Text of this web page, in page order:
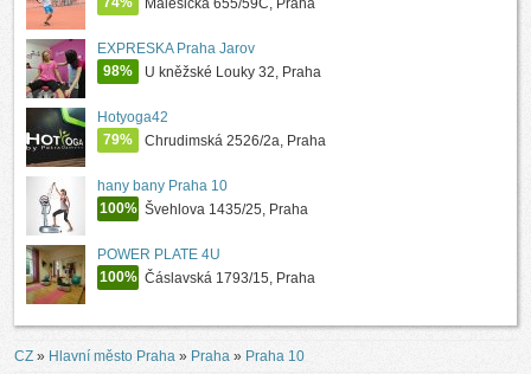
Malešická 655/59C, Praha
EXPRESKA Praha Jarov
98%
U kněžské Louky 32, Praha
Hotyoga42
79%
Chrudimská 2526/2a, Praha
hany bany Praha 10
100% Švehlova 1435/25, Praha
POWER PLATE 4U
100% Čáslavská 1793/15, Praha
CZ » Hlavní město Praha » Praha » Praha 10